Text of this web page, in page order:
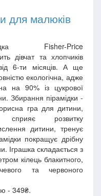
для малюків
Fisher-Price
дівчат та хлопчиків
6-ти місяців. А ще
екологічна, адже
на 90% із цукрової
Збирання пірамідки -
гра для дитини,
розвитку
дитини, тренує
покращує дрібну
Іграшка складається з
кілець блакитного,
та червоного
- 349₴.